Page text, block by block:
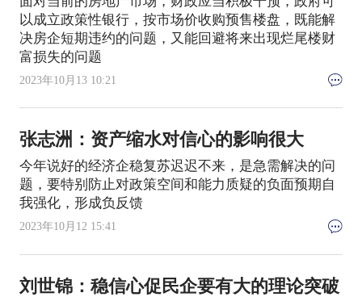
以成立政策性银行，按市场价收购预售楼盘，既能解
决房企短期违约的问题，又能回避将来出现烂尾楼财
富损失的问题
2023年10月13 10:21
张志洲：资产缩水对信心的影响很大
今年说好的经济企稳复苏迟迟不来，是急需解决的问
题，要特别防止对政策空间和能力质疑的负面预期自
我强化，形成负反馈
2023年10月12 15:41
刘世锦：稳信心促民企要有大的理论突破